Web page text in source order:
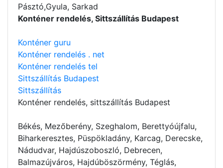
Pásztó,Gyula, Sarkad
Konténer rendelés, Sittszállítás Budapest
Konténer guru
Konténer rendelés . net
Konténer rendelés tel
Sittszállítás Budapest
Sittszállítás
Konténer rendelés, sittszállítás Budapest
Békés, Mezőberény, Szeghalom, Berettyóújfalu,
Biharkeresztes, Püspökladány, Karcag, Derecske,
Nádudvar, Hajdúszoboszló, Debrecen,
Balmazújváros, Hajdúböszörmény, Téglás,